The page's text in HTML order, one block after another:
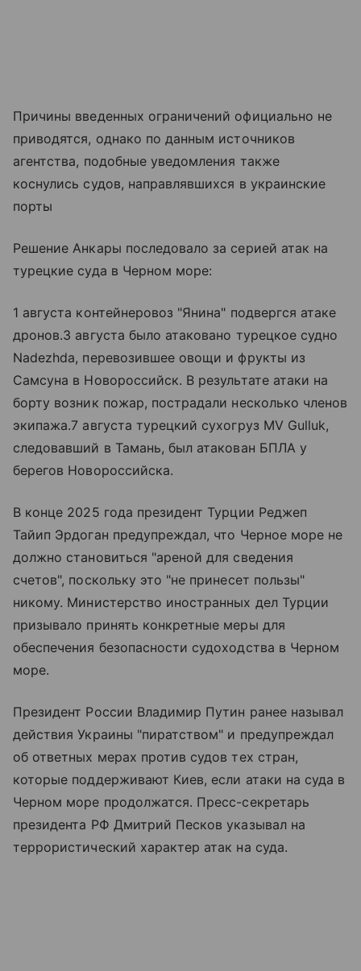
Причины введенных ограничений официально не
приводятся, однако по данным источников
агентства, подобные уведомления также
коснулись судов, направлявшихся в украинские
порты
Решение Анкары последовало за серией атак на
турецкие суда в Черном море:
1 августа контейнеровоз "Янина" подвергся атаке
дронов.3 августа было атаковано турецкое судно
Nadezhda, перевозившее овощи и фрукты из
Самсуна в Новороссийск. В результате атаки на
борту возник пожар, пострадали несколько членов
экипажа.7 августа турецкий сухогруз MV Gulluk,
следовавший в Тамань, был атакован БПЛА у
берегов Новороссийска.
В конце 2025 года президент Турции Реджеп
Тайип Эрдоган предупреждал, что Черное море не
должно становиться "ареной для сведения
счетов", поскольку это "не принесет пользы"
никому. Министерство иностранных дел Турции
призывало принять конкретные меры для
обеспечения безопасности судоходства в Черном
море.
Президент России Владимир Путин ранее называл
действия Украины "пиратством" и предупреждал
об ответных мерах против судов тех стран,
которые поддерживают Киев, если атаки на суда в
Черном море продолжатся. Пресс-секретарь
президента РФ Дмитрий Песков указывал на
террористический характер атак на суда.